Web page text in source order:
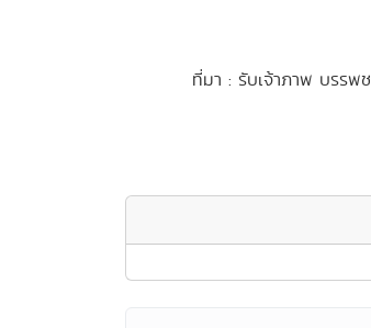
ที่มา : รับเจ้าภาพ บรรพ